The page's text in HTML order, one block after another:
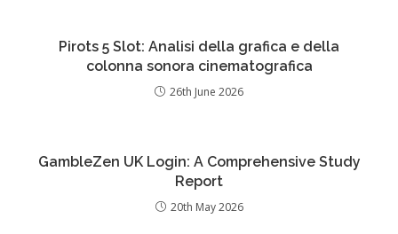
Pirots 5 Slot: Analisi della grafica e della
colonna sonora cinematografica
26th June 2026
GambleZen UK Login: A Comprehensive Study
Report
20th May 2026